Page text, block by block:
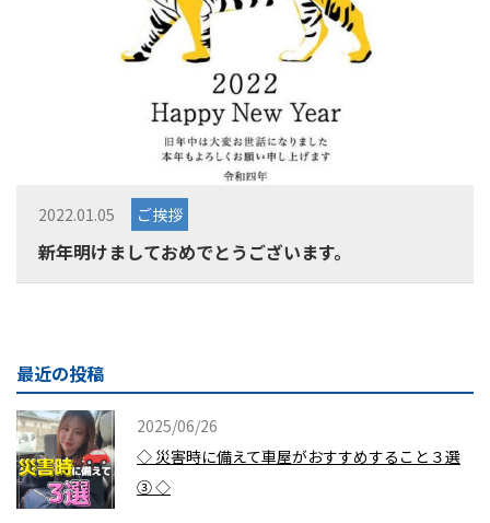
2022.01.05 ご挨拶
新年明けましておめでとうございます。
最近の投稿
2025/06/26
◇ 災害時に備えて車屋がおすすめすること３選
③ ◇